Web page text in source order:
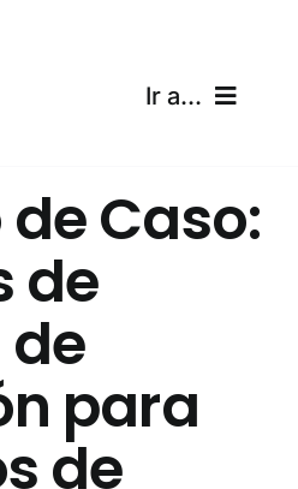
Ir a...
Caso:
de
para
de